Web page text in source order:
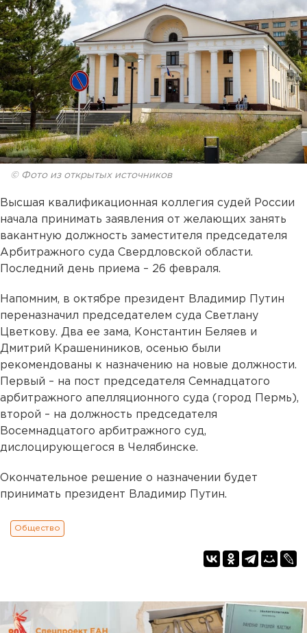
© Фото из открытых источников
Высшая квалификационная коллегия судей России
начала принимать заявления от желающих занять
вакантную должность заместителя председателя
Арбитражного суда Свердловской области.
Последний день приема – 26 февраля.
Напомним, в октябре президент Владимир Путин
переназначил председателем суда Светлану
Цветкову. Два ее зама, Константин Беляев и
Дмитрий Крашениников, осенью были
рекомендованы к назначению на новые должности.
Первый – на пост председателя Семнадцатого
арбитражного апелляционного суда (город Пермь),
второй – на должность председателя
Восемнадцатого арбитражного суд,
дислоцирующегося в Челябинске.
Окончательное решение о назначении будет
принимать президент Владимир Путин.
Общество